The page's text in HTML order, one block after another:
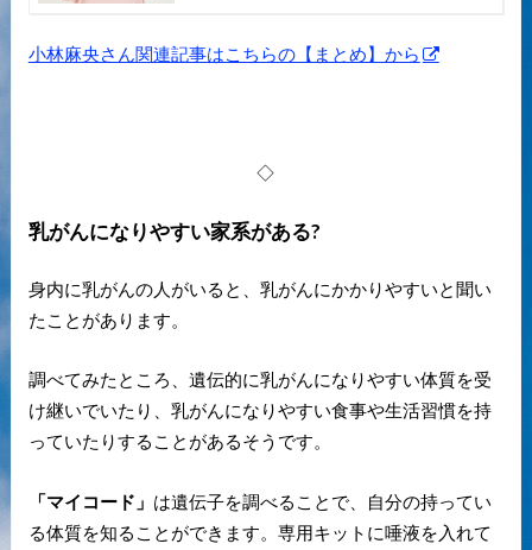
小林麻央さん関連記事はこちらの【まとめ】から
◇
乳がんになりやすい家系がある?
身内に乳がんの人がいると、乳がんにかかりやすいと聞い
たことがあります。
調べてみたところ、遺伝的に乳がんになりやすい体質を受
け継いでいたり、乳がんになりやすい食事や生活習慣を持
っていたりすることがあるそうです。
「マイコード」 は遺伝子を調べることで、自分の持ってい
る体質を知ることができます。専用キットに唾液を入れて